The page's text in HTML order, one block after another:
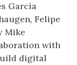
García
Felipe
Mike
with
digital